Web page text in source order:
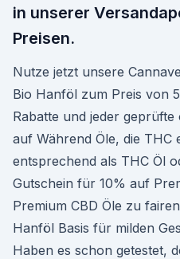
in unserer
Preisen.
Nutze jetzt unsere
Bio Hanföl zum Preis von
Rabatte und jeder
auf Während Öle, die THC
entsprechend als THC Öl
Gutschein für 10% auf
Premium CBD Öle zu
Hanföl Basis für milden
Haben es schon getestet,